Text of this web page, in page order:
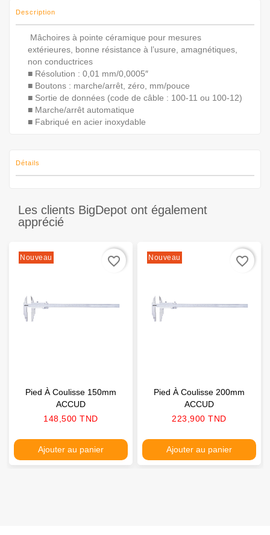
Description
Mâchoires à pointe céramique pour mesures
extérieures, bonne résistance à l’usure, amagnétiques,
non conductrices
■ Résolution : 0,01 mm/0,0005″
■ Boutons : marche/arrêt, zéro, mm/pouce
■ Sortie de données (code de câble : 100-11 ou 100-12)
■ Marche/arrêt automatique
■ Fabriqué en acier inoxydable
Détails
Les clients BigDepot ont également
apprécié
Nouveau
Pied À Coulisse 150mm
ACCUD
Prix
148,500 TND
Ajouter au panier
favorite_border Nouveau
Pied À Coulisse 200mm
ACCUD
Prix
223,900 TND
Ajouter au panier
favorite_border